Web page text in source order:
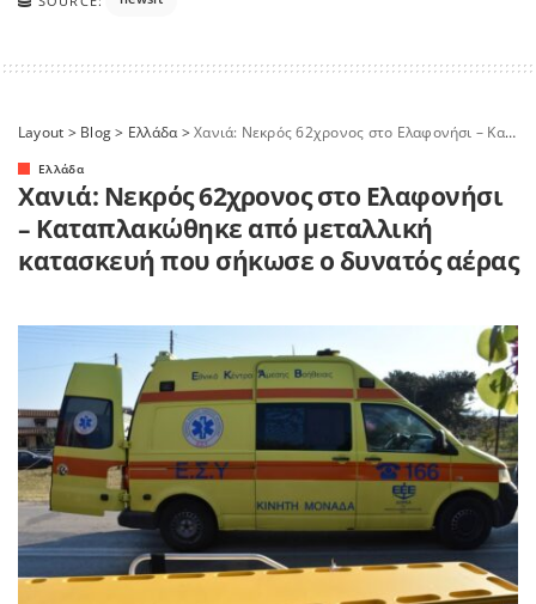
Layout > Blog> Ελλάδα>Χανιά: Νεκρός 62χρονος στο Ελαφονήσι – Καταπλακώθηκε από μεταλλική κατασκευή που σήκωσε ο δυνατός αέρας
Ελλάδα
Χανιά: Νεκρός 62χρονος στο Ελαφονήσι
– Καταπλακώθηκε από μεταλλική
κατασκευή που σήκωσε ο δυνατός αέρας